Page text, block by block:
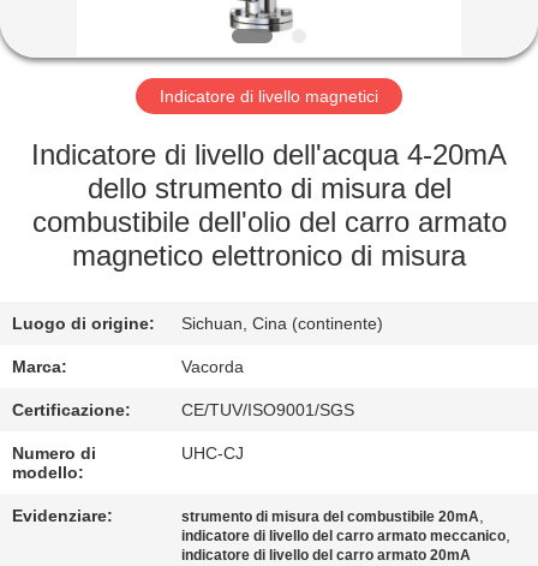
GIRO
FABBRICA
CONTROLLO
CONTATTICI
RICHIEDA
UNA
CITAZIONE
Indicatore di livello magnetici
Indicatore di livello dell'acqua 4-20mA
dello strumento di misura del
combustibile dell'olio del carro armato
magnetico elettronico di misura
Luogo di origine: Sichuan, Cina (continente)
Marca: Vacorda
Certificazione: CE/TUV/ISO9001/SGS
Numero di
modello:
UHC-CJ
Evidenziare: strumento di misura del combustibile 20mA,
indicatore di livello del carro armato meccanico,
indicatore di livello del carro armato 20mA